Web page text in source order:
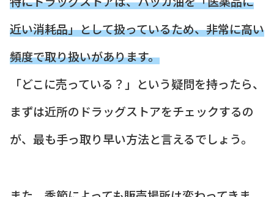
近い消耗品」として扱っているため、非常に高い
頻度で取り扱いがあります。
「どこに売っている？」という疑問を持ったら、
まずは近所のドラッグストアをチェックするの
が、最も手っ取り早い方法と言えるでしょう。